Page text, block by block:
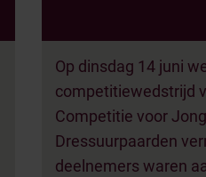
Op dinsdag 14 juni
competitiewedstrijd
Competitie voor
Dressuurpaarden
deelnemers waren